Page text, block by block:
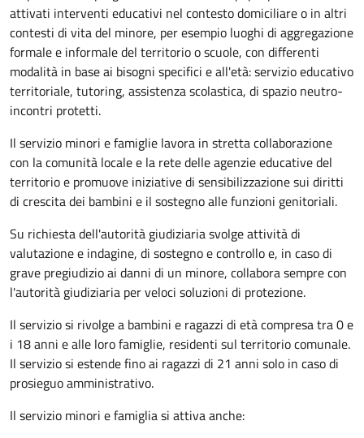
attivati interventi educativi nel contesto domiciliare o in altri
contesti di vita del minore, per esempio luoghi di aggregazione
formale e informale del territorio o scuole, con differenti
modalità in base ai bisogni specifici e all'età: servizio educativo
territoriale, tutoring, assistenza scolastica, di spazio neutro-
incontri protetti.
Il servizio minori e famiglie lavora in stretta collaborazione
con la comunità locale e la rete delle agenzie educative del
territorio e promuove iniziative di sensibilizzazione sui diritti
di crescita dei bambini e il sostegno alle funzioni genitoriali.
Su richiesta dell'autorità giudiziaria svolge attività di
valutazione e indagine, di sostegno e controllo e, in caso di
grave pregiudizio ai danni di un minore, collabora sempre con
l'autorità giudiziaria per veloci soluzioni di protezione.
Il servizio si rivolge a bambini e ragazzi di età compresa tra 0 e
i 18 anni e alle loro famiglie, residenti sul territorio comunale.
Il servizio si estende fino ai ragazzi di 21 anni solo in caso di
prosieguo amministrativo.
Il servizio minori e famiglia si attiva anche: